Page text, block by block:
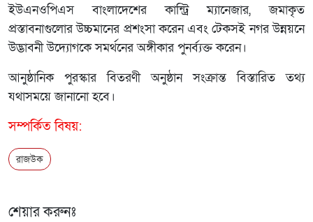
ইউএনওপিএস বাংলাদেশের কান্ট্রি ম্যানেজার, জমাকৃত
প্রস্তাবনাগুলোর উচ্চমানের প্রশংসা করেন এবং টেকসই নগর উন্নয়নে
উদ্ভাবনী উদ্যোগকে সমর্থনের অঙ্গীকার পুনর্ব্যক্ত করেন।
আনুষ্ঠানিক পুরস্কার বিতরণী অনুষ্ঠান সংক্রান্ত বিস্তারিত তথ্য
যথাসময়ে জানানো হবে।
সম্পর্কিত বিষয়:
রাজউক
শেয়ার করুনঃ